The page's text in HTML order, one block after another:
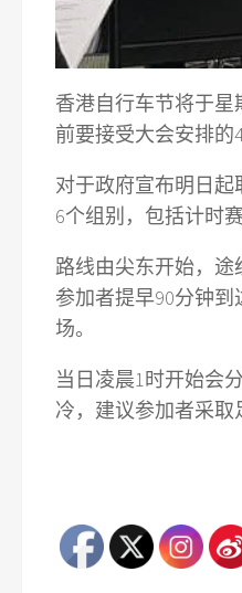
香港自行车节将于星
前要接受大会安排的
对于政府宣布明日起
6个组别，包括计时
路线由尖东开始，
参加者提早90分钟
场。
当日凌晨1时开始会
冷，建议参加者采取